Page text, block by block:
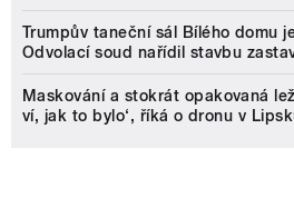
Trumpův taneční sál Bílého domu
Odvolací soud nařídil stavbu
Maskování a stokrát opakovaná
ví, jak to bylo‘, říká o dronu v